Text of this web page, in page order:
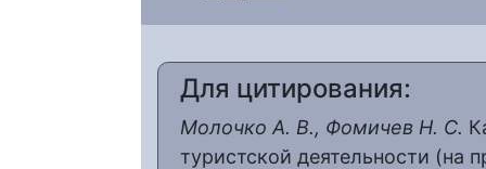
Для цитирования:
Молочко А. В., Фомичев Н. С.
туристской деятельности (на